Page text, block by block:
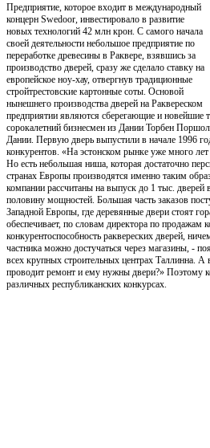
Предприятие, которое входит в международный
концерн Swedoor, инвестировало в развитие
новых технологий 42 млн крон. С самого начала
своей деятельности небольшое предприятие по
переработке древесины в Раквере, взявшись за
производство дверей, сразу же сделало ставку на
европейское ноу-хау, отвергнув традиционные
стройтрестовские картонные соты. Основой
нынешнего производства дверей на Раквереском
предприятии являются сберегающие и новейшие
сорокалетний бизнесмен из Дании Торбен
Дании. Первую дверь выпустили в начале 1996
конкурентов. «На эстонском рынке уже много
Но есть небольшая ниша, которая достаточно
странах Европы производятся именно таким
компании рассчитаны на выпуск до 1 тыс.
половину мощностей. Большая часть заказов
Западной Европы, где деревянные двери стоят
обеспечивает, по словам директора по
конкурентоспособность раквереских дверей,
частника можно достучаться через магазины, -
всех крупных строительных центрах Таллинна. А
проводит ремонт и ему нужны двери?» Поэтому
различных республиканских конкурсах.